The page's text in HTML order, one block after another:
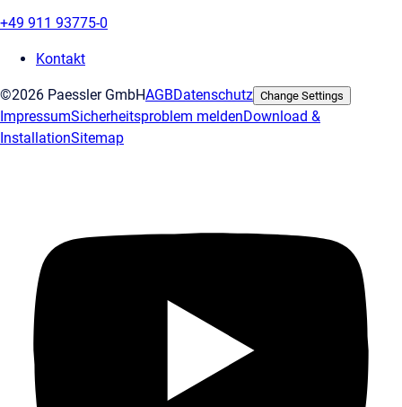
+49 911 93775-0
Kontakt
©2026 Paessler GmbHAGBDatenschutz Change Settings
ImpressumSicherheitsproblem meldenDownload &
InstallationSitemap